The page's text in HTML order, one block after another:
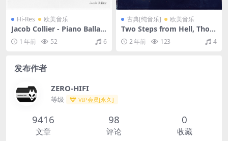
Hi-Res 欧美音乐
Jacob Collier - Piano Ballad
s (Live From The Djesse W
orld Tour 2022)（2022/FLA
1 年前 52 6
古典[纯音乐] 欧美音乐
Two Steps from Hell, Thom
as Bergersen - Humanity -
Chapter IV（2021/FLAC/分
2 年前 123 4
发布作者
ZERO-HIFI
等级 VIP会员[永久]
9416
文章
98
评论
0
收藏